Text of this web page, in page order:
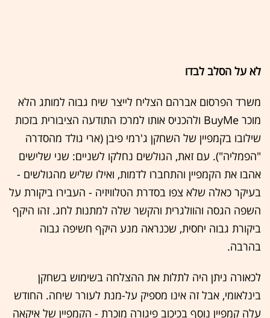
לא על הסלב לבדו
משרד הפרסום אברהם הצליח לייצר שיח גבוה למותג הלא
מוכר BuyMe ולהכניס אותו למרכז התודעה הציבורית בזכות
שילובו בקמפיין של השחקן ג'רמי פיבן (ארי גולד מהסדרה
"הפמליה"). עם זאת, הגולשים נחלקו לשניים: שני שלישים
אהבו את הקמפיין והתחברו לדמות, ואילו שליש מהגולשים -
בעיקר כאלה שלא צפו בסדרת הטלוויזיה - העבירו ביקורת על
השפה הגסה והוולגרית והקשר שלה למתנות לחג. זהו היקף
ביקורת גבוה יחסית, שכנראה מנע היקף חשיפה גבוה
בהרבה.
לכאורה ניתן היה לתלות את ההצלחה בשימוש בשחקן
בינלאומי, אבל זה אינו מספיק על-מנת לעורר שיחה. החודש
עלה קמפיין נוסף בכיכוב פיגורה מוכרת - הקמפיין של איקאה